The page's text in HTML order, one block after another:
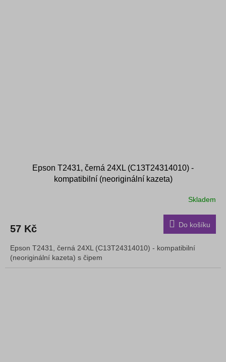
Epson T2431, černá 24XL (C13T24314010) -
kompatibilní (neoriginální kazeta)
Skladem
57 Kč Do košíku
Epson T2431, černá 24XL (C13T24314010) - kompatibilní
(neoriginální kazeta) s čipem